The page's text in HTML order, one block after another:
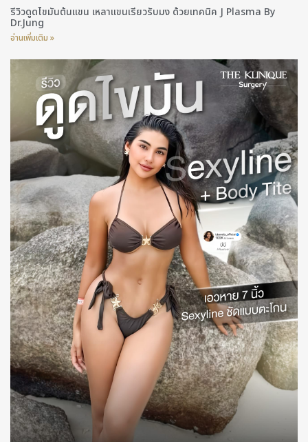
รีวิวดูดไขมันต้นแขน เหลาแขนเรียวรับมง ด้วยเทคนิค J Plasma By
Dr.Jung
อ่านเพิ่มเติม »